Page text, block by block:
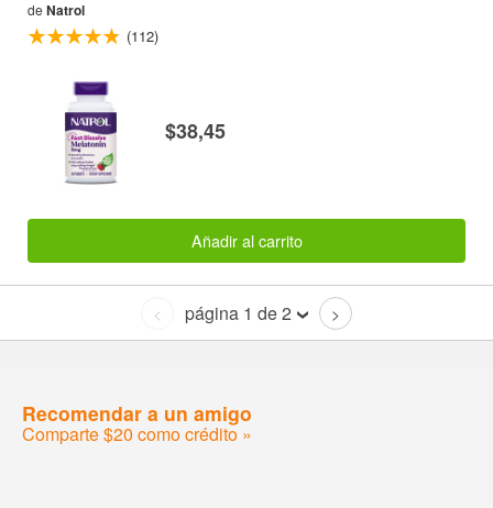
de Natrol
(112)
$38,45
Añadir al carrito
< página 1 de 2 >
Recomendar a un amigo
Comparte $20 como crédito »